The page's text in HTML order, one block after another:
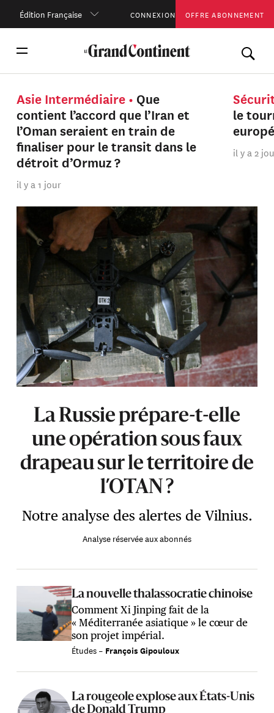
Édition Française CONNEXION OFFRE ABONNEMENT
Asie Intermédiaire
Que
contient l’accord que l’Iran et
l’Oman seraient en train de
finaliser pour le transit dans le
détroit d’Ormuz ?
il y a 1 jour
le
il y a 2
La Russie prépare-t-elle
une opération sous faux
drapeau sur le territoire de
l’OTAN ?
Notre analyse des alertes de Vilnius.
Analyse réservée aux abonnés
La nouvelle thalassocratie chinoise
Comment Xi Jinping fait de la
« Méditerranée asiatique » le cœur de
son projet impérial.
Études – François Gipouloux
La rougeole explose aux États-Unis
de Donald Trump